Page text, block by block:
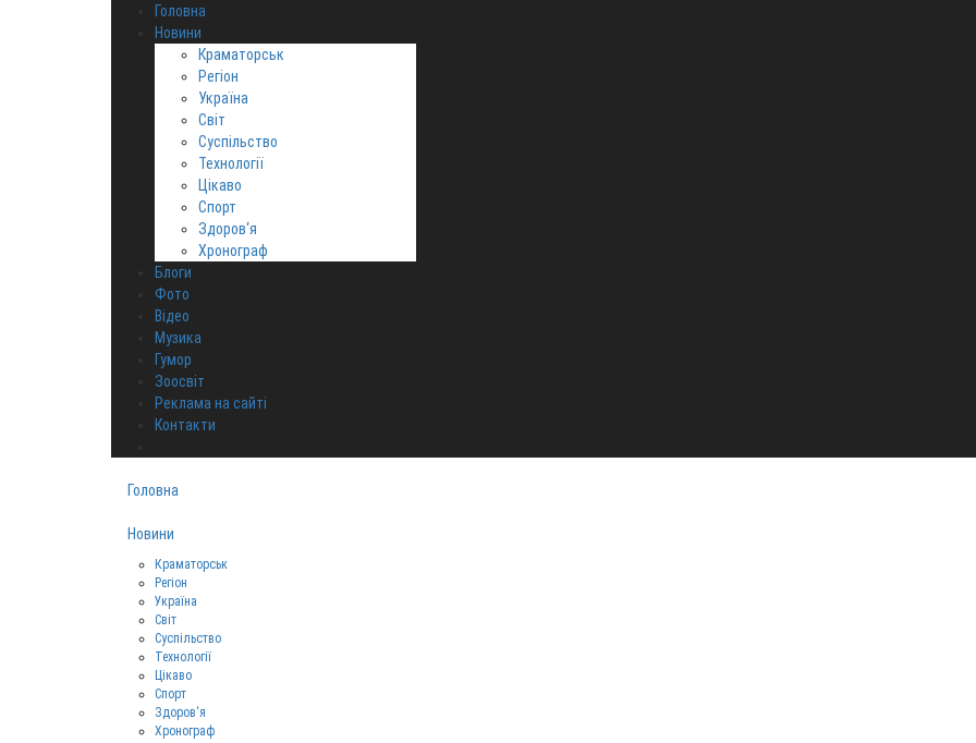
Головна
Новини
Краматорськ
Регіон
Україна
Світ
Суспільство
Технології
Цікаво
Спорт
Здоров‘я
Хронограф
Блоги
Фото
Відео
Музика
Гумор
Зоосвіт
Реклама на сайті
Контакти
Головна
Новини
Краматорськ
Регіон
Україна
Світ
Суспільство
Технології
Цікаво
Спорт
Здоров‘я
Хронограф